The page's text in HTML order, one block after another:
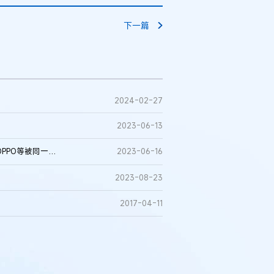
下一篇
2024-02-27
2023-06-13
知识产权环球资讯丨苹果vs华为Vision Pro商标之争；小米、OPPO等被同一NPE起诉；微软加入Sisvel 2023-06-16
2023-08-23
2017-04-11